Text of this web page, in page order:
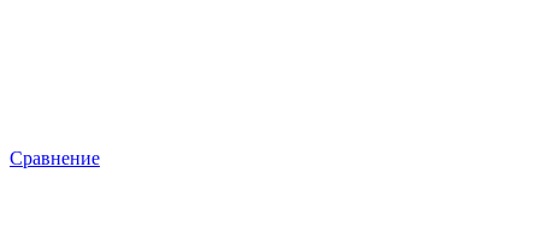
Сравнение